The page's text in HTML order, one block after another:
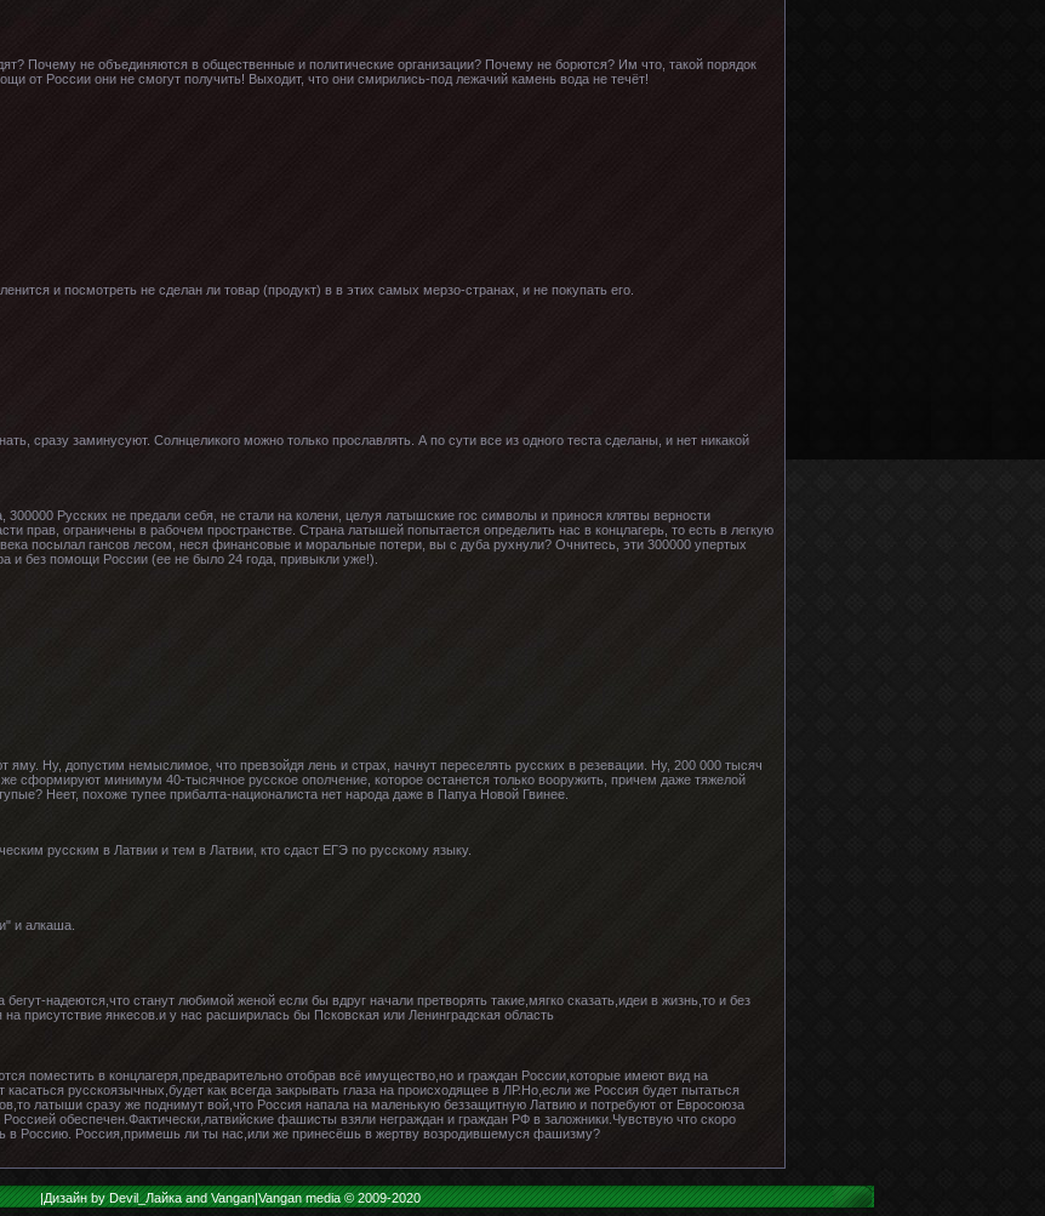
Почему не объединяются в общественные и политические организации? Почему не борются? Им что, такой порядок
от России они не смогут получить! Выходит, что они смирились-под лежачий камень вода не течёт!
и посмотреть не сделан ли товар (продукт) в в этих самых мерзо-странах, и не покупать его.
сразу заминусуют. Солнцеликого можно только прославлять. А по сути все из одного теста сделаны, и нет никакой
300000 Русских не предали себя, не стали на колени, целуя латышские гос символы и принося клятвы верности
прав, ограничены в рабочем пространстве. Страна латышей попытается определить нас в концлагерь, то есть в легкую
века посылал гансов лесом, неся финансовые и моральные потери, вы с дуба рухнули? Очнитесь, эти 300000 упертых
и без помощи России (ее не было 24 года, привыкли уже!).
Ну, допустим немыслимое, что превзойдя лень и страх, начнут переселять русских в резевации. Ну, 200 000 тысяч
сформируют минимум 40-тысячное русское ополчение, которое останется только вооружить, причем даже тяжелой
Неет, похоже тупее прибалта-националиста нет народа даже в Папуа Новой Гвинее.
русским в Латвии и тем в Латвии, кто сдаст ЕГЭ по русскому языку.
и алкаша.
надеются,что станут любимой женой если бы вдруг начали претворять такие,мягко сказать,идеи в жизнь,то и без
присутствие янкесов.и у нас расширилась бы Псковская или Ленинградская область
поместить в концлагеря,предварительно отобрав всё имущество,но и граждан России,которые имеют вид на
русскоязычных,будет как всегда закрывать глаза на происходящее в ЛР.Но,если же Россия будет пытаться
латыши сразу же поднимут вой,что Россия напала на маленькую беззащитную Латвию и потребуют от Евросоюза
обеспечен.Фактически,латвийские фашисты взяли неграждан и граждан РФ в заложники.Чувствую что скоро
в Россию. Россия,примешь ли ты нас,или же принесёшь в жертву возродившемуся фашизму?
|Дизайн by Devil_Лайка and Vangan|Vangan media © 2009-2020